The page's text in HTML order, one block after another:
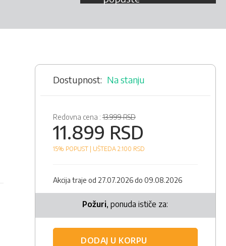
Na stanju
Redovna cena :13.999 RSD
11.899 RSD
15% POPUST | UŠTEDA 2.100 RSD
Akcija traje od 27.07.2026 do 09.08.2026
Požuri, ponuda ističe za:
DODAJ U KORPU